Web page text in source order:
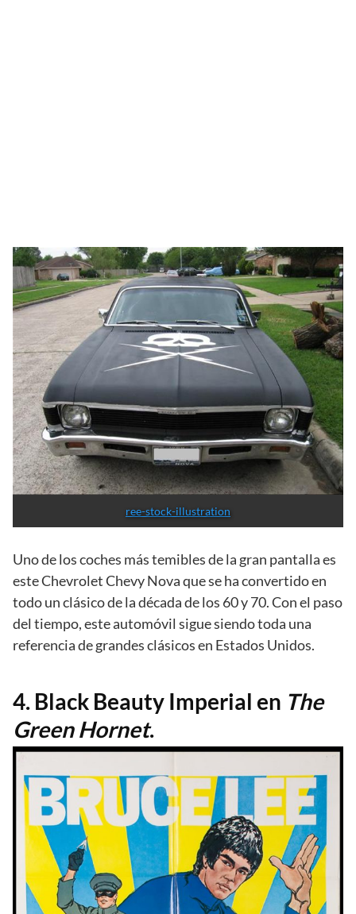
ree-stock-illustration
Uno de los coches más temibles de la gran pantalla es
este Chevrolet Chevy Nova que se ha convertido en
todo un clásico de la década de los 60 y 70. Con el paso
del tiempo, este automóvil sigue siendo toda una
referencia de grandes clásicos en Estados Unidos.
4. Black Beauty Imperial en The
Green Hornet.